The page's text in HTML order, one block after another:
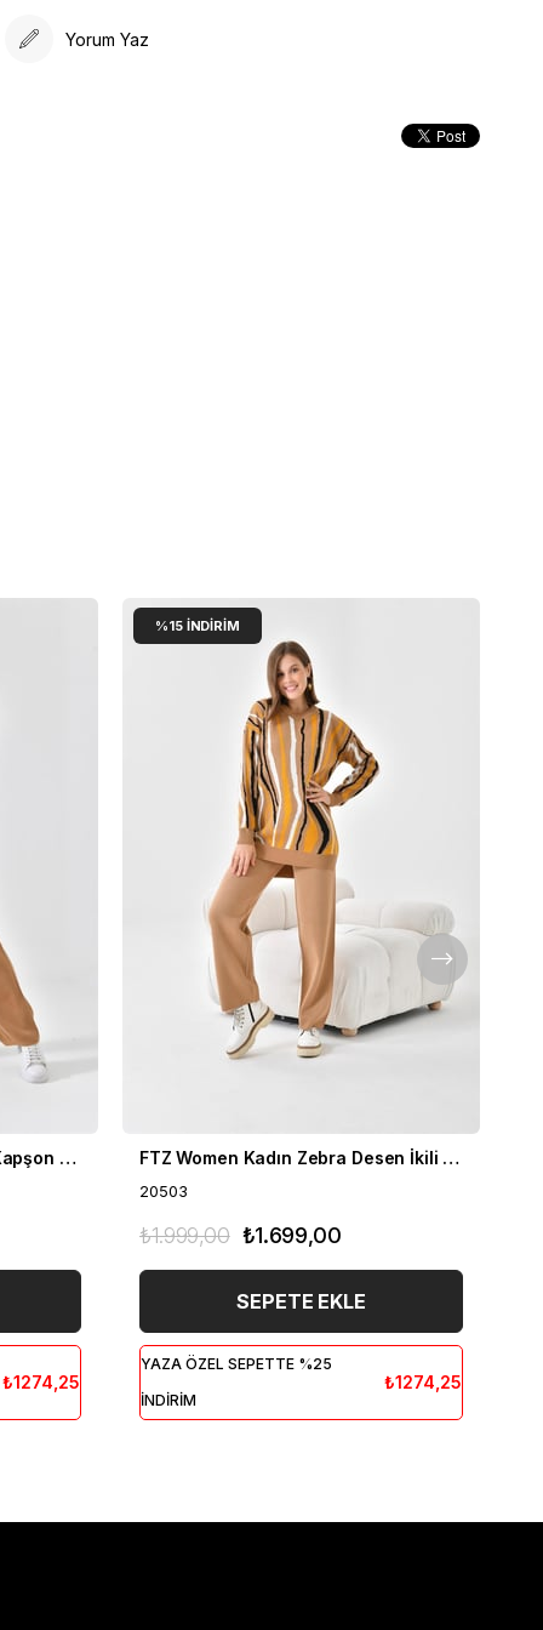
Yorum Yaz
FTZ Women Kadın Fermuar Kapşon Detay İkili Takım Bisküvi 21-6038
₺1274,25
FTZ Women Kadın Zebra Desen İkili Takım Bisküvi 20503
20503
₺1.699,00
₺1.999,00
SEPETE EKLE
YAZA ÖZEL SEPETTE %25
İNDİRİM
₺1274,25
%15 İNDIRIM